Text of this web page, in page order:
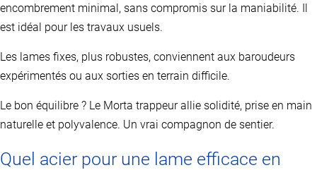
encombrement minimal, sans compromis sur la maniabilité. Il
est idéal pour les travaux usuels.
Les lames fixes, plus robustes, conviennent aux baroudeurs
expérimentés ou aux sorties en terrain difficile.
Le bon équilibre ? Le Morta trappeur allie solidité, prise en main
naturelle et polyvalence. Un vrai compagnon de sentier.
Quel acier pour une lame efficace en